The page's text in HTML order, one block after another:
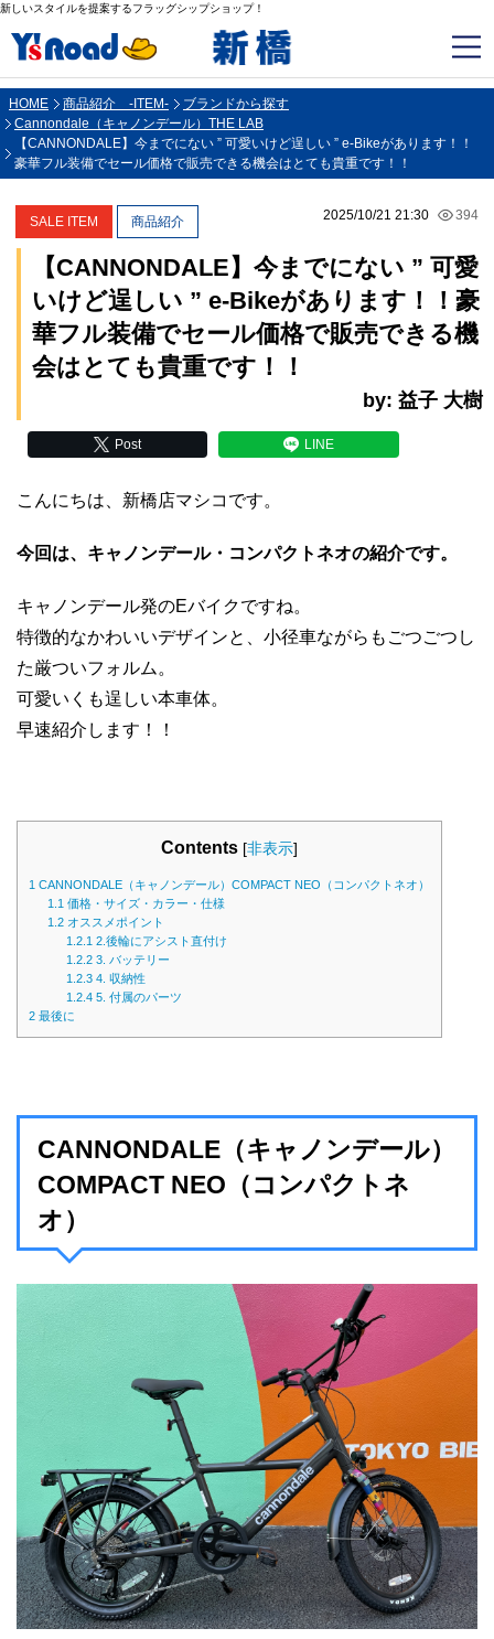
新しいスタイルを提案するフラッグシップショップ！
HOME 商品紹介 -ITEM-
ブランドから探す
Cannondale（キャノンデール）THE LAB
【CANNONDALE】今までにない ” 可愛いけど逞しい ” e-Bikeがあります！！
豪華フル装備でセール価格で販売できる機会はとても貴重です！！
2025/10/21 21:30 394
SALE ITEM 商品紹介
【CANNONDALE】今までにない ” 可愛
いけど逞しい ” e-Bikeがあります！！豪
華フル装備でセール価格で販売できる機
会はとても貴重です！！
by: 益子 大樹
Post LINE
こんにちは、新橋店マシコです。
今回は、キャノンデール・コンパクトネオの紹介です。
キャノンデール発のEバイクですね。
特徴的なかわいいデザインと、小径車ながらもごつごつし
た厳ついフォルム。
可愛いくも逞しい本車体。
早速紹介します！！
Contents [非表示]
1 CANNONDALE（キャノンデール）COMPACT NEO（コンパクトネオ）
1.1 価格・サイズ・カラー・仕様
1.2 オススメポイント
1.2.1 2.後輪にアシスト直付け
1.2.2 3. バッテリー
1.2.3 4. 収納性
1.2.4 5. 付属のパーツ
2 最後に
CANNONDALE（キャノンデール）
COMPACT NEO（コンパクトネ
オ）